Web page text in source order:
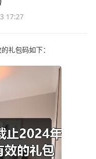
17:27
礼包码如下：